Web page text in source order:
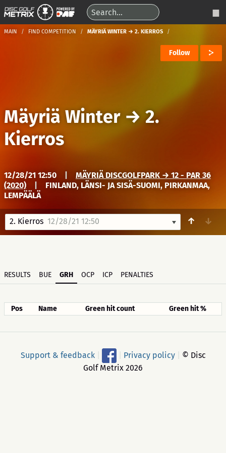
MAIN FIND COMPETITION MÄYRIÄ WINTER → 2. KIERROS
Follow
Mäyriä Winter→2.
Kierros
12/28/21 12:50
MÄYRIÄ DISCGOLFPARK → 12 - PAR 36
(2020)
FINLAND, LÄNSI- JA SISÄ-SUOMI, PIRKANMAA,
LEMPÄÄLÄ
2. Kierros 12/28/21 12:50 ↑ ↓
RESULTS BUE GRH OCP ICP PENALTIES
Pos Name Green hit count Green hit %
Support & feedback Privacy policy
© Disc
Golf Metrix 2026